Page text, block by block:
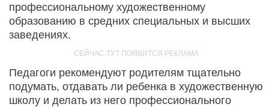
профессиональному художественному
образованию в средних специальных и высших
заведениях.
Педагоги рекомендуют родителям тщательно
подумать, отдавать ли ребенка в художественную
школу и делать из него профессионального